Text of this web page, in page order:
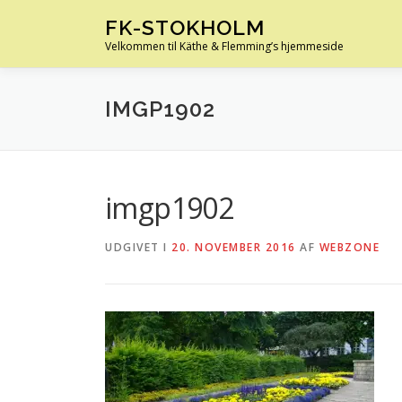
FK-STOKHOLM
Velkommen til Käthe & Flemming’s hjemmeside
IMGP1902
imgp1902
UDGIVET I 20. NOVEMBER 2016 AF WEBZONE